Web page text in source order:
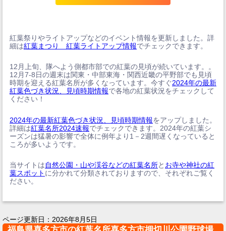
紅葉祭りやライトアップなどのイベント情報を更新しました。詳
細は紅葉まつり 紅葉ライトアップ情報でチェックできます。
12月上旬、隊へよう側都市部での紅葉の見頃が続いています。。
12月7-8日の週末は関東・中部東海・関西近畿の平野部でも見頃
時期を迎える紅葉名所が多くなっています。今すぐ2024年の最新
紅葉色づき状況、見頃時期情報で各地の紅葉状況をチェックして
ください！
2024年の最新紅葉色づき状況、見頃時期情報をアップしました。
詳細は紅葉名所2024速報でチェックできます。2024年の紅葉シ
ーズンは猛暑の影響で全体に例年より1－2週間遅くなっていると
ころが多いようです。
当サイトは自然公園・山や渓谷などの紅葉名所と お寺や神社の紅
葉スポット に分かれて分類されておりますので、それぞれご覧く
ださい。
ページ更新日： 2026年8月5日